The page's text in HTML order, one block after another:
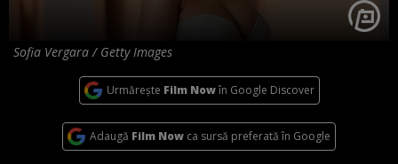
Sofia Vergara / Getty Images
Urmărește Film Nowîn Google Discover
Adaugă Film Now ca sursă preferată în Google